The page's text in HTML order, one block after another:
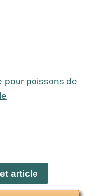
pour poissons de
article